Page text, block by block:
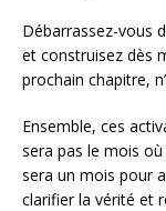
Débarrassez-vous
et construisez dès
prochain chapitre,
Ensemble, ces
sera pas le mois où
sera un mois pour
clarifier la vérité et